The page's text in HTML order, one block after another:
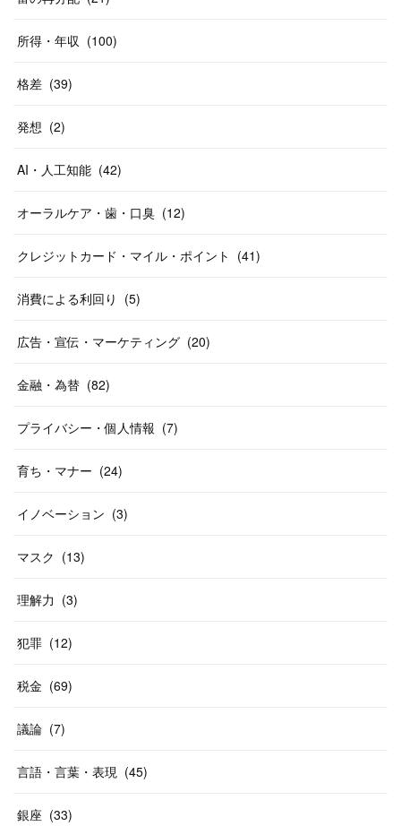
所得・年収 (100)
格差 (39)
発想 (2)
AI・人工知能 (42)
オーラルケア・歯・口臭 (12)
クレジットカード・マイル・ポイント (41)
消費による利回り (5)
広告・宣伝・マーケティング (20)
金融・為替 (82)
プライバシー・個人情報 (7)
育ち・マナー (24)
イノベーション (3)
マスク (13)
理解力 (3)
犯罪 (12)
税金 (69)
議論 (7)
言語・言葉・表現 (45)
銀座 (33)